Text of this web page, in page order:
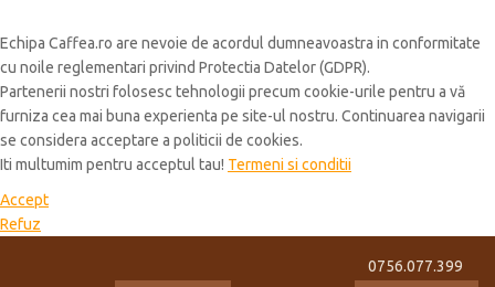
Echipa Caffea.ro are nevoie de acordul dumneavoastra in conformitate
cu noile reglementari privind Protectia Datelor (GDPR).
Partenerii nostri folosesc tehnologii precum cookie-urile pentru a vă
furniza cea mai buna experienta pe site-ul nostru. Continuarea navigarii
se considera acceptare a politicii de cookies.
Iti multumim pentru acceptul tau! Termeni si conditii
Accept
Refuz
0756.077.399